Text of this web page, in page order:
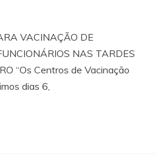
VACINAÇÃO DE
NAS TARDES
“Os Centros de Vacinação
dias 6,